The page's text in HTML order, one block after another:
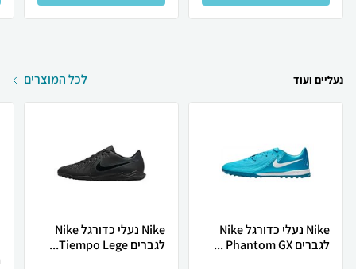
נעליים ועוד לכל המוצרים
Nike נעלי כדורגל Nike
לגברים Phantom GX ...
Nike נעלי כדורגל Nike
לגברים Tiempo Lege...